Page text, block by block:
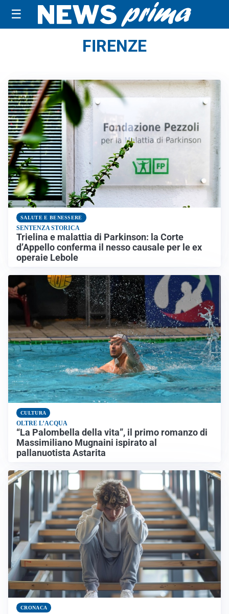
☰
FIRENZE
SALUTE E BENESSERE
SENTENZA STORICA
Trielina e malattia di Parkinson: la Corte
d’Appello conferma il nesso causale per le ex
operaie Lebole
CULTURA
OLTRE L’ACQUA
“La Palombella della vita”, il primo romanzo di
Massimiliano Mugnaini ispirato al
pallanuotista Astarita
CRONACA